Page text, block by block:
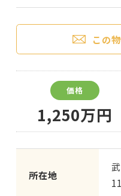
この
価格
1,250万円
所在地